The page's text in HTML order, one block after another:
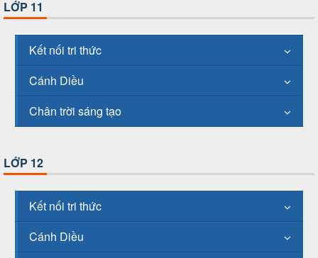
LỚP 11
Kết nối tri thức
Cánh Diều
Chân trời sáng tạo
LỚP 12
Kết nối tri thức
Cánh Diều